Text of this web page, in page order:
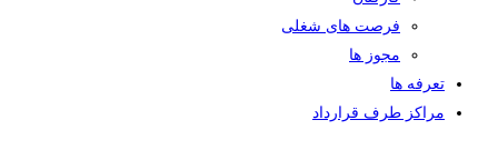
فرصت های شغلی
مجوز ها
تعرفه ها
مراکز طرف قرارداد